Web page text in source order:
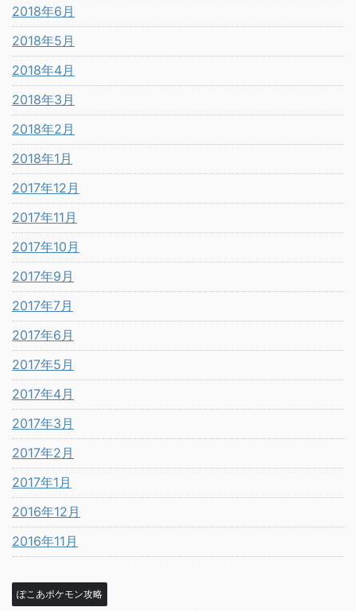
2018年6月
2018年5月
2018年4月
2018年3月
2018年2月
2018年1月
2017年12月
2017年11月
2017年10月
2017年9月
2017年7月
2017年6月
2017年5月
2017年4月
2017年3月
2017年2月
2017年1月
2016年12月
2016年11月
ぽこあポケモン攻略